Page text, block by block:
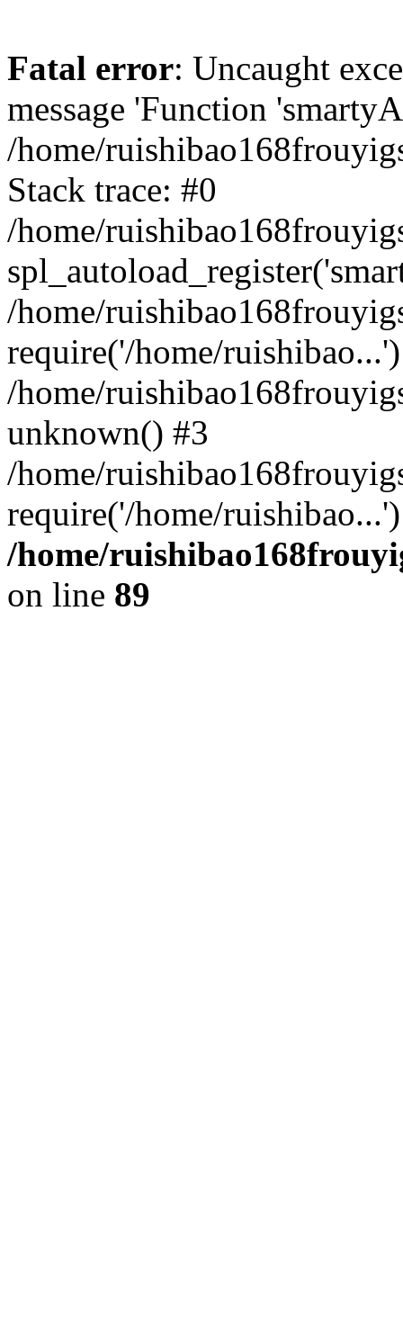
Fatal error: Uncaught
message 'Function
/home/
Stack trace: #0
/home/
/home/
require('/home/
/home/
unknown() #3
/home/
require('/home/
/home/
on line 89